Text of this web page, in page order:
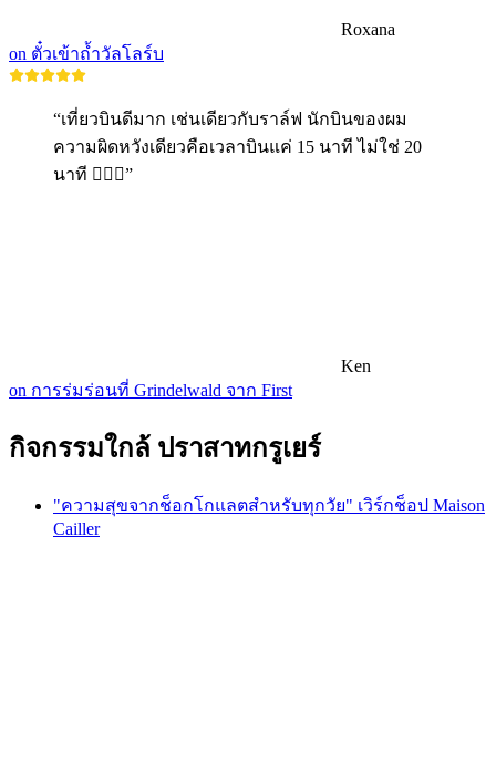
Roxana
on ตั๋วเข้าถ้ำวัลโลร์บ
“เที่ยวบินดีมาก เช่นเดียวกับราล์ฟ นักบินของผม
ความผิดหวังเดียวคือเวลาบินแค่ 15 นาที ไม่ใช่ 20
นาที 🤷🏼‍♂️”
Ken
on การร่มร่อนที่ Grindelwald จาก First
กิจกรรมใกล้ ปราสาทกรูเยร์
"ความสุขจากช็อกโกแลตสำหรับทุกวัย" เวิร์กช็อป Maison
Cailler